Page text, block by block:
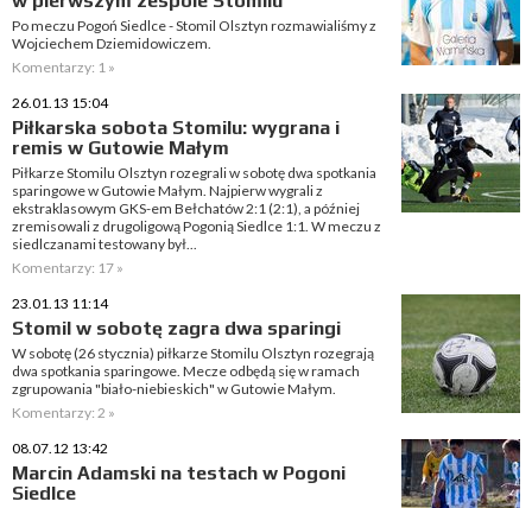
Po meczu Pogoń Siedlce - Stomil Olsztyn rozmawialiśmy z
Wojciechem Dziemidowiczem.
Komentarzy: 1 »
26.01.13 15:04
Piłkarska sobota Stomilu: wygrana i
remis w Gutowie Małym
Piłkarze Stomilu Olsztyn rozegrali w sobotę dwa spotkania
sparingowe w Gutowie Małym. Najpierw wygrali z
ekstraklasowym GKS-em Bełchatów 2:1 (2:1), a później
zremisowali z drugoligową Pogonią Siedlce 1:1. W meczu z
siedlczanami testowany był...
Komentarzy: 17 »
23.01.13 11:14
Stomil w sobotę zagra dwa sparingi
W sobotę (26 stycznia) piłkarze Stomilu Olsztyn rozegrają
dwa spotkania sparingowe. Mecze odbędą się w ramach
zgrupowania "biało-niebieskich" w Gutowie Małym.
Komentarzy: 2 »
08.07.12 13:42
Marcin Adamski na testach w Pogoni
Siedlce